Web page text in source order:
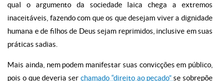
qual o argumento da sociedade laica chega a extremos
inaceitáveis, fazendo com que os que desejam viver a dignidade
humana e de filhos de Deus sejam reprimidos, inclusive em suas
práticas sadias.
Mais ainda, nem podem manifestar suas convicções em público,
pois o que deveria ser chamado “direito ao pecado”se sobrepõe